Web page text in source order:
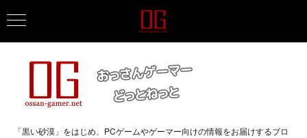
「黒い砂漠」をはじめ、PCゲームやゲーマー向けの情報をお届けするブロ